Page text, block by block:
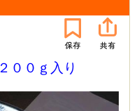
００ｇ入り